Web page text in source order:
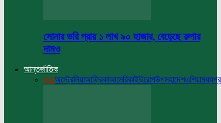
সোনার ভরি প্রায় ১ লাখ ৯০ হাজার, বেড়েছে রুপার
দামও
আন্তর্জাতিক
Allঅস্ট্রেলিয়াআফ্রিকাআমেরিকাইউরোপউপমহাদেশএশিয়া